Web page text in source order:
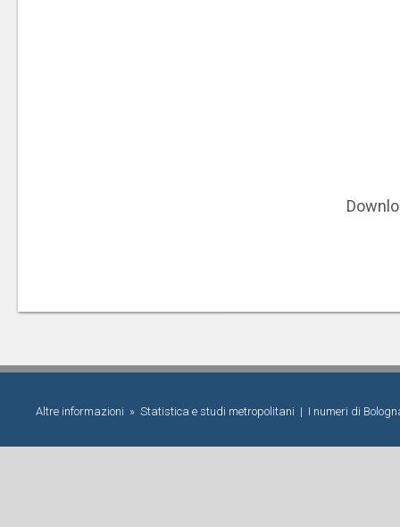
Altre informazioni » Statistica e studi metropolitani | I numeri di